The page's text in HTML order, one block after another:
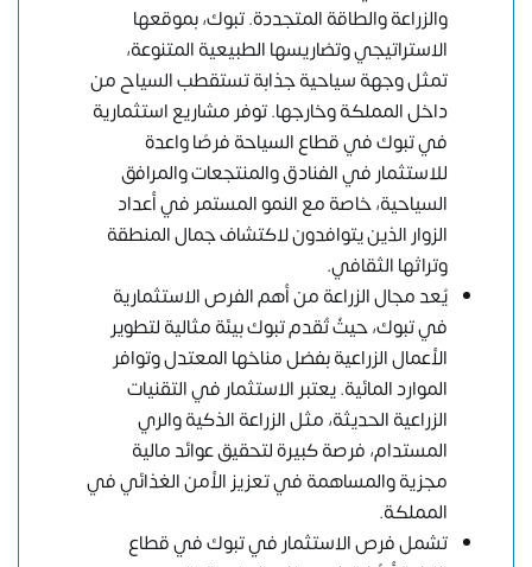
والزراعة والطاقة المتجددة. تبوك، بموقعها
الاستراتيجي وتضاريسها الطبيعية المتنوعة،
تمثل وجهة سياحية جذابة تستقطب السياح من
داخل المملكة وخارجها. توفر مشاريع استثمارية
في تبوك في قطاع السياحة فرصًا واعدة
للاستثمار في الفنادق والمنتجعات والمرافق
السياحية، خاصة مع النمو المستمر في أعداد
الزوار الذين يتوافدون لاكتشاف جمال المنطقة
وتراثها الثقافي.
يُعد مجال الزراعة من أهم الفرص الاستثمارية
في تبوك، حيثُ تُقدم تبوك بيئة مثالية لتطوير
الأعمال الزراعية بفضل مناخها المعتدل وتوافر
الموارد المائية. يعتبر الاستثمار في التقنيات
الزراعية الحديثة، مثل الزراعة الذكية والري
المستدام، فرصة كبيرة لتحقيق عوائد مالية
مجزية والمساهمة في تعزيز الأمن الغذائي في
المملكة.
تشمل فرص الاستثمار في تبوك في قطاع